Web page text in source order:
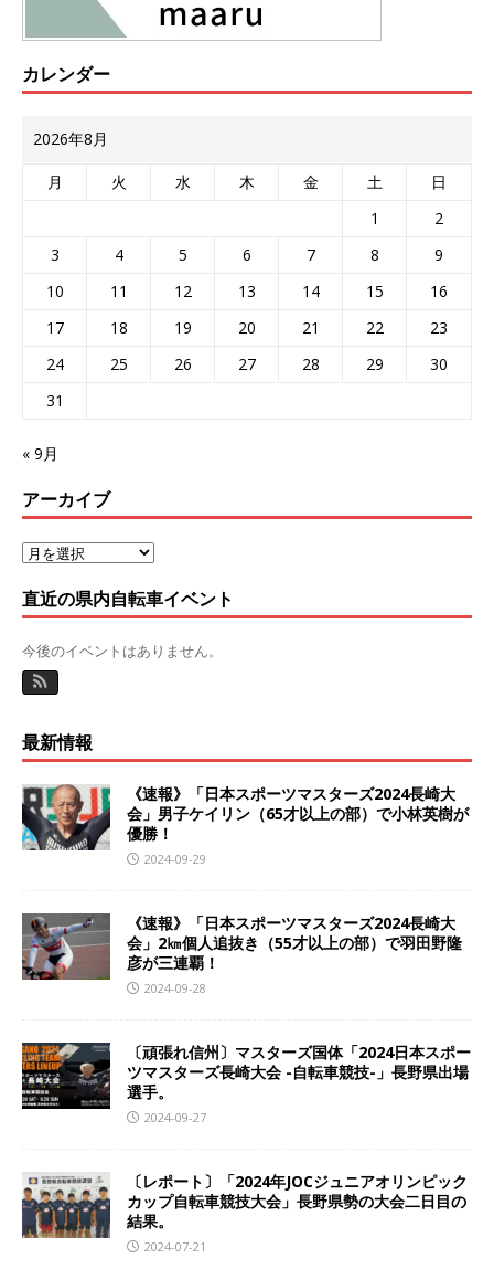
カレンダー
2026年8月
月 火 水 木 金 土
日
1
2
3
4 5 6 7 8
9
10
11 12 13 14 15
16
17
18 19 20 21 22
23
24
25 26 27 28 29
30
31
« 9月
アーカイブ
直近の県内自転車イベント
今後のイベントはありません。
最新情報
《速報》「日本スポーツマスターズ2024長崎大
会」男子ケイリン（65才以上の部）で小林英樹が
優勝！
2024-09-29
《速報》「日本スポーツマスターズ2024長崎大
会」2㎞個人追抜き（55才以上の部）で羽田野隆
彦が三連覇！
2024-09-28
〔頑張れ信州〕マスターズ国体「2024日本スポー
ツマスターズ長崎大会 -自転車競技-」長野県出場
選手。
2024-09-27
〔レポート〕「2024年JOCジュニアオリンピック
カップ自転車競技大会」長野県勢の大会二日目の
結果。
2024-07-21